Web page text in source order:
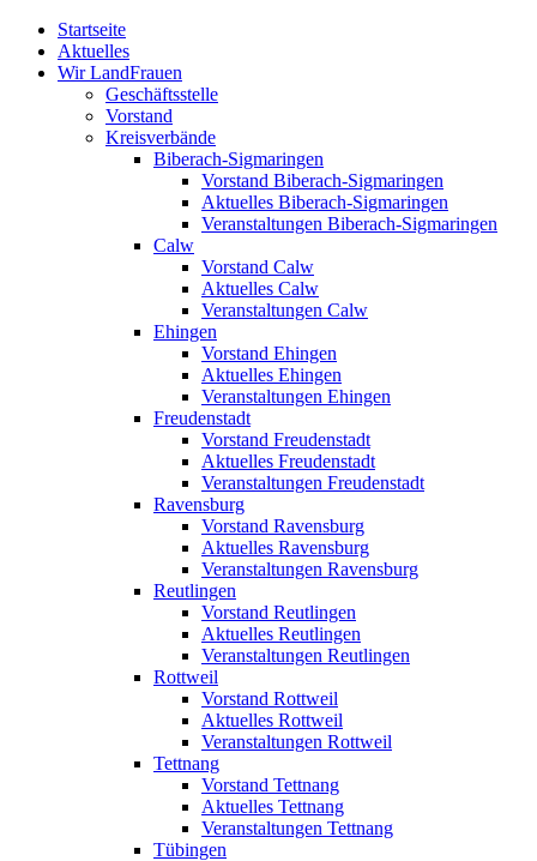
Zum
Inhalt
springen
Startseite
Aktuelles
Wir LandFrauen
Geschäftsstelle
Vorstand
Kreisverbände
Biberach-Sigmaringen
Vorstand Biberach-Sigmaringen
Aktuelles Biberach-Sigmaringen
Veranstaltungen Biberach-Sigmaringen
Calw
Vorstand Calw
Aktuelles Calw
Veranstaltungen Calw
Ehingen
Vorstand Ehingen
Aktuelles Ehingen
Veranstaltungen Ehingen
Freudenstadt
Vorstand Freudenstadt
Aktuelles Freudenstadt
Veranstaltungen Freudenstadt
Ravensburg
Vorstand Ravensburg
Aktuelles Ravensburg
Veranstaltungen Ravensburg
Reutlingen
Vorstand Reutlingen
Aktuelles Reutlingen
Veranstaltungen Reutlingen
Rottweil
Vorstand Rottweil
Aktuelles Rottweil
Veranstaltungen Rottweil
Tettnang
Vorstand Tettnang
Aktuelles Tettnang
Veranstaltungen Tettnang
Tübingen